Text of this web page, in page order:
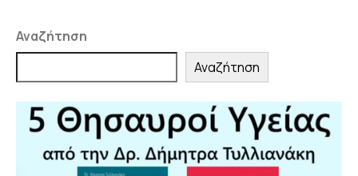
Αναζήτηση
Αναζήτηση